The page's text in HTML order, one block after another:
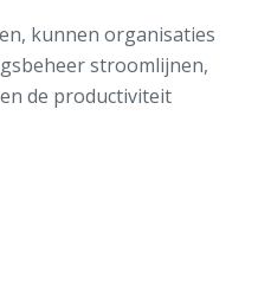
kunnen organisaties
stroomlijnen,
de productiviteit